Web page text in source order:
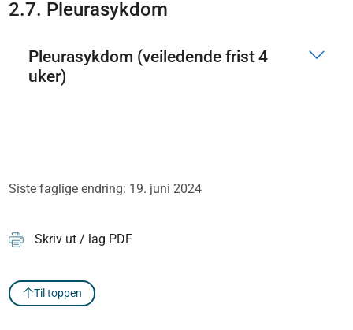
2.7. Pleurasykdom
Pleurasykdom (veiledende frist 4
uker)
Siste faglige endring: 19. juni 2024
Skriv ut / lag PDF
Til toppen